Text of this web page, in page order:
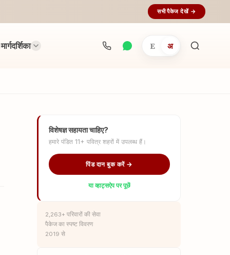
सभी पैकेज देखें →
मार्गदर्शिका E अ
अनुष्ठान
विशेषज्ञ सहायता चाहिए?
हमारे पंडित 11+ पवित्र शहरों में उपलब्ध हैं।
पिंड दान बुक करें →
या व्हाट्सऐप पर पूछें
2,263+ परिवारों की सेवा
पैकेज का स्पष्ट विवरण
2019 से